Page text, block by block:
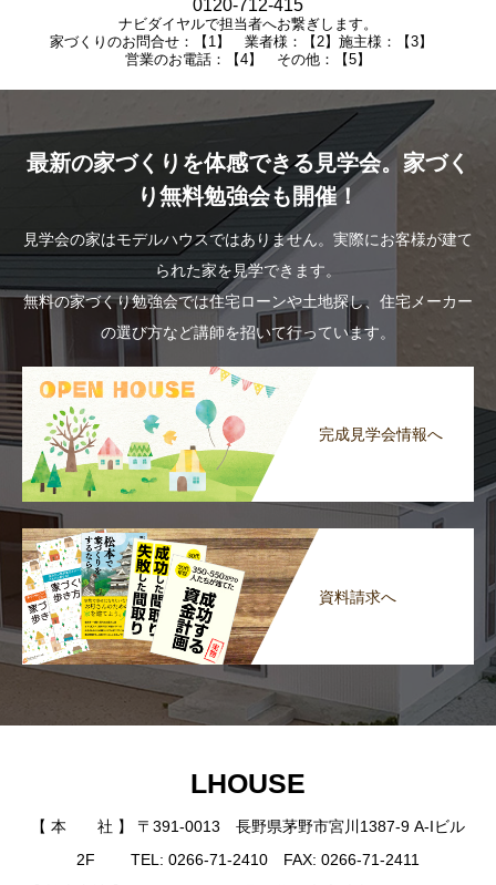
0120-712-415
ナビダイヤルで担当者へお繋ぎします。
家づくりのお問合せ：【1】 業者様：【2】施主様：【3】
営業のお電話：【4】 その他：【5】
最新の家づくりを体感できる見学会。家づく
り無料勉強会も開催！
見学会の家はモデルハウスではありません。実際にお客様が建て
られた家を見学できます。
無料の家づくり勉強会では住宅ローンや土地探し、住宅メーカー
の選び方など講師を招いて行っています。
完成見学会情報へ
資料請求へ
LHOUSE
【 本 社 】 〒391-0013 長野県茅野市宮川1387-9 A-Iビル
2F TEL: 0266-71-2410 FAX: 0266-71-2411